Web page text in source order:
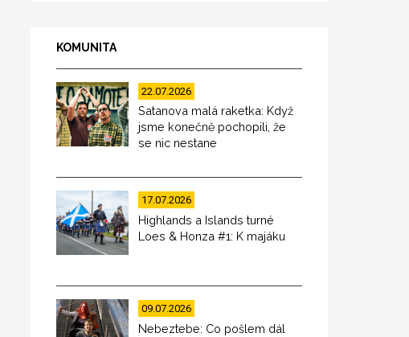
KOMUNITA
22.07.2026
Satanova malá raketka: Když
jsme konečně pochopili, že
se nic nestane
17.07.2026
Highlands a Islands turné
Loes & Honza #1: K majáku
09.07.2026
Nebeztebe: Co pošlem dál